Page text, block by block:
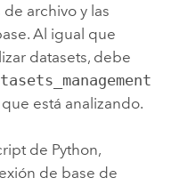
de archivo y las
Al igual que
datasets, debe
está analizando.
de Python,
de base de